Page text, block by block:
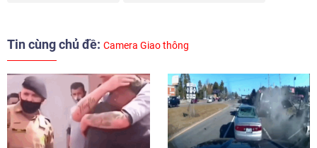
Tin cùng chủ đề: Camera Giao thông